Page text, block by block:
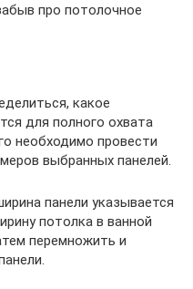
про потолочное
какое
для полного охвата
необходимо провести
выбранных панелей.
панели указывается
потолка в ванной
перемножить и